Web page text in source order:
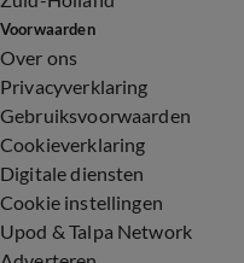
Voorwaarden
Over ons
Privacyverklaring
Gebruiksvoorwaarden
Cookieverklaring
Digitale diensten
Cookie instellingen
Upod & Talpa Network